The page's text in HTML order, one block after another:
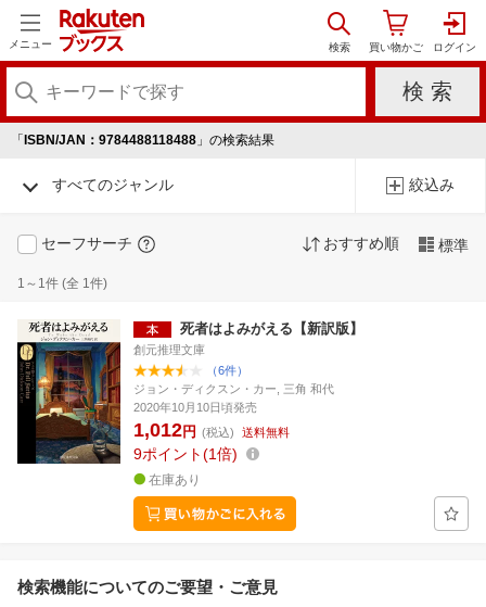
メニュー
「 ISBN/JAN：9784488118488 」の検索結果
すべてのジャンル 絞込み
セーフサーチ おすすめ順 標準
1～1件 (全 1件)
死者はよみがえる【新訳版】
創元推理文庫
（6件）
ジョン・ディクスン・カー, 三角 和代
2020年10月10日頃発売
1,012円 (税込) 送料無料
9ポイント 1倍
在庫あり
検索機能についてのご要望・ご意見